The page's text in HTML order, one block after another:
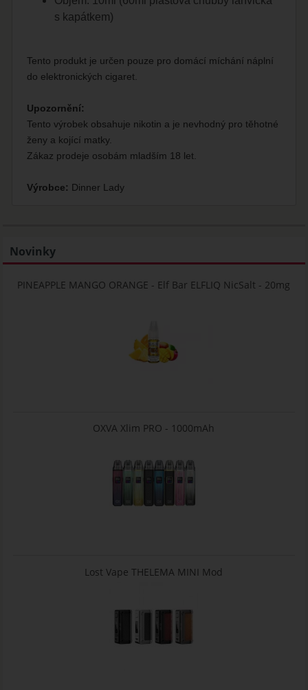
s kapátkem)
Tento produkt je určen pouze pro domácí míchání náplní
do elektronických cigaret.
Upozornění:
Tento výrobek obsahuje nikotin a je nevhodný pro těhotné
ženy a kojící matky.
Zákaz prodeje osobám mladším 18 let.
Výrobce: Dinner Lady
Novinky
PINEAPPLE MANGO ORANGE - Elf Bar ELFLIQ NicSalt - 20mg
OXVA Xlim PRO - 1000mAh
Lost Vape THELEMA MINI Mod